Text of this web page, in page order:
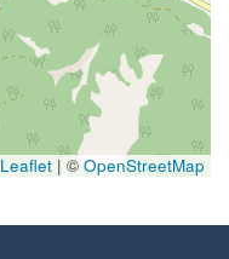
Leaflet | © OpenStreetMap